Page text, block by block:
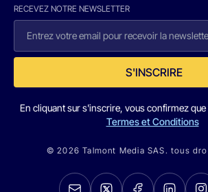
RECEVEZ NOTRE NEWSLETTER
S'INSCRIRE
En cliquant sur s'inscrire, vous confirmez
Termes et Conditions
© 2026 Talmont Media SAS. tous